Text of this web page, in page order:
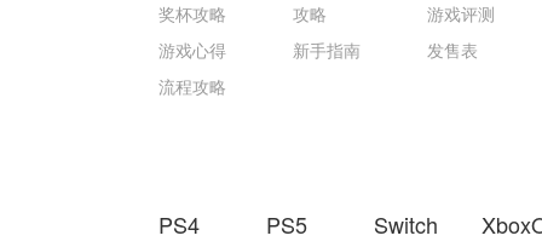
奖杯攻略
游戏心得
流程攻略
攻略
新手指南
游戏评测
发售表
PS4 PS5 Switch